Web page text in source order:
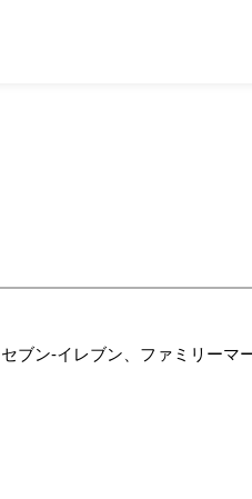
ブン-イレブン、ファミリーマ